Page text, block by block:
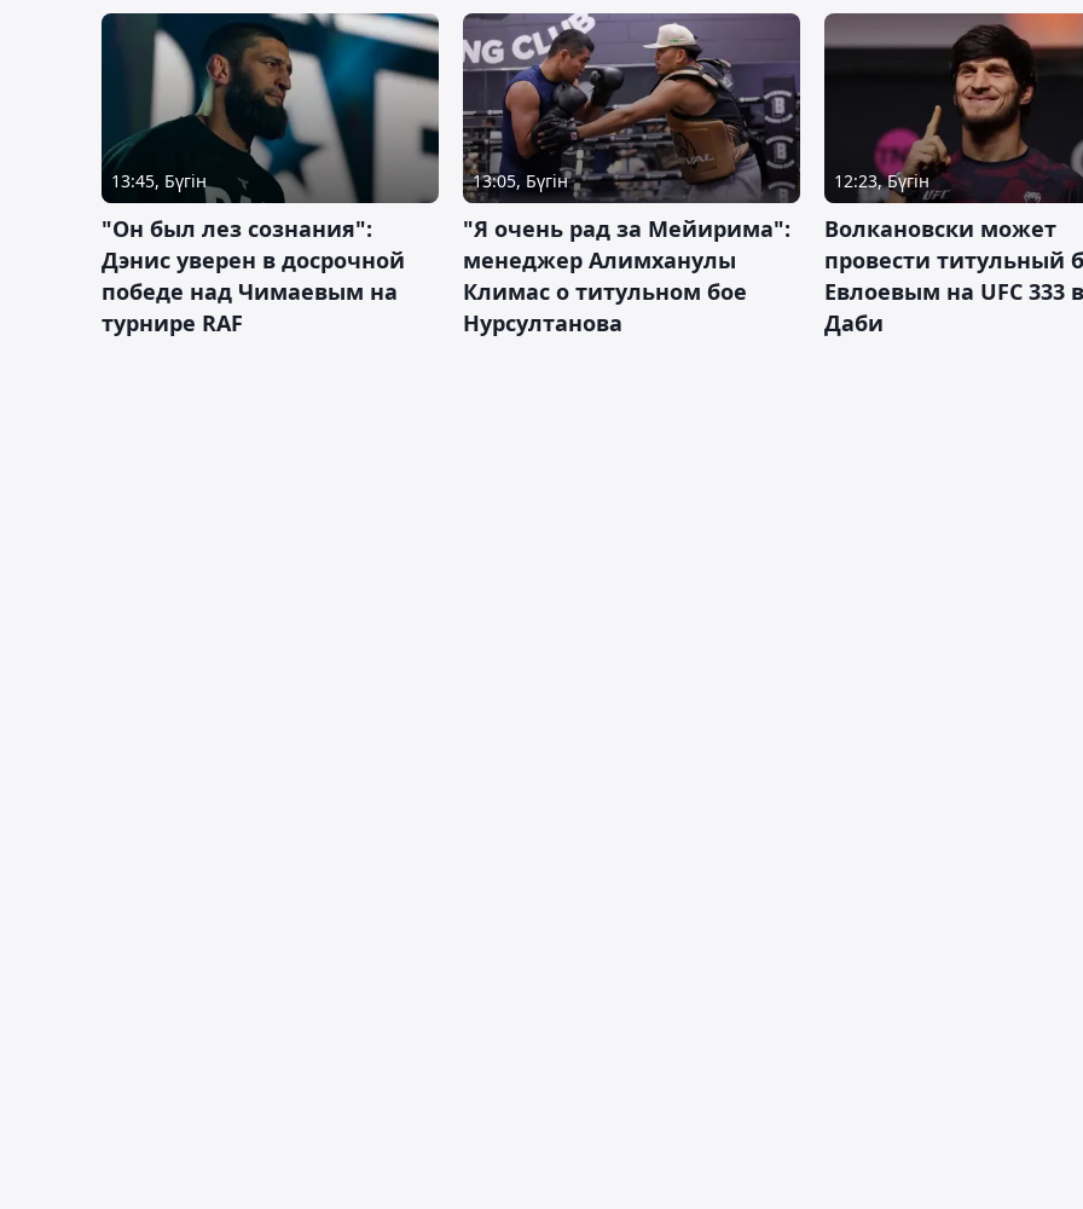
13:45, Бүгін
"Он был лез сознания":
Дэнис уверен в досрочной
победе над Чимаевым на
турнире RAF
13:05, Бүгін
"Я очень рад за Мейирима":
менеджер Алимханулы
Климас о титульном бое
Нурсултанова
12:23, Бүгін
Волкановски может
провести титульный
Евлоевым на UFC 333
Даби